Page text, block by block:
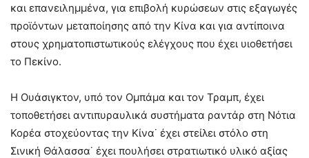
και επανειλημμένα, για επιβολή κυρώσεων στις εξαγωγές
προϊόντων μεταποίησης από την Κίνα και για αντίποινα
στους χρηματοπιστωτικούς ελέγχους που έχει υιοθετήσει
το Πεκίνο.
Η Ουάσιγκτον, υπό τον Ομπάμα και τον Τραμπ, έχει
τοποθετήσει αντιπυραυλικά συστήματα ραντάρ στη Νότια
Κορέα στοχεύοντας την Κίνα˙ έχει στείλει στόλο στη
Σινική Θάλασσα˙ έχει πουλήσει στρατιωτικό υλικό αξίας